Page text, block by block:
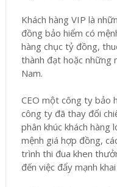
Khách hàng VIP là
đồng bảo hiểm có
hàng chục tỷ đồng,
thành đạt hoặc những
Nam.
CEO một công ty bảo
công ty đã thay đổi
phân khúc khách hàng
mệnh giá hợp đồng,
trình thi đua khen
đến việc đẩy mạnh